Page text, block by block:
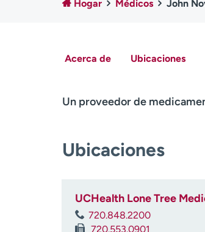
Hogar Médicos John
Acerca de Ubicaciones
Un proveedor de
Ubicaciones
UCHealth Lone Tree
720.848.2200
720.553.0901